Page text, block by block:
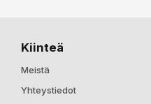
Kiinteä
Meistä
Yhteystiedot